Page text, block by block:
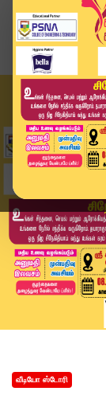
Home
எ.வ. வேலு
வீடியோ ஸ்டோரி